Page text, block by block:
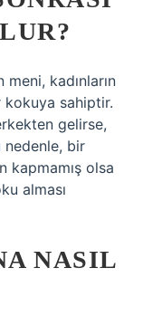
kadınların
kokuya sahiptir.
gelirse,
bir
kapmamış olsa
alması
NASIL